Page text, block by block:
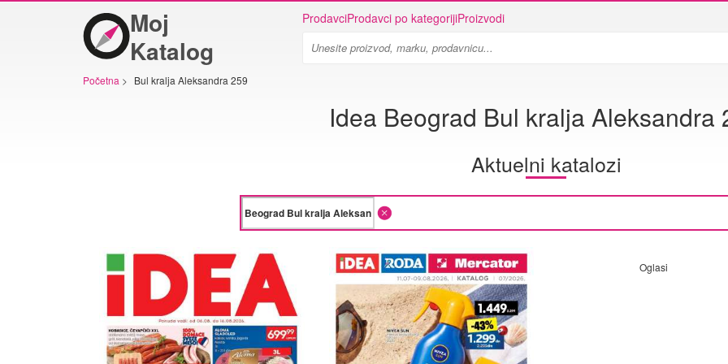
Moj
Katalog
ProdavciProdavci po kategorijiProizvodi
Početna > Bul kralja Aleksandra 259
Idea Beograd Bul kralja Aleksandra
Aktuelni katalozi
Oglasi